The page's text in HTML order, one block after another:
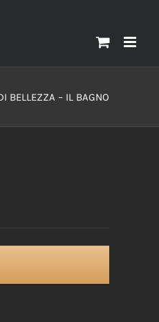
BELLEZZA – IL BAGNO